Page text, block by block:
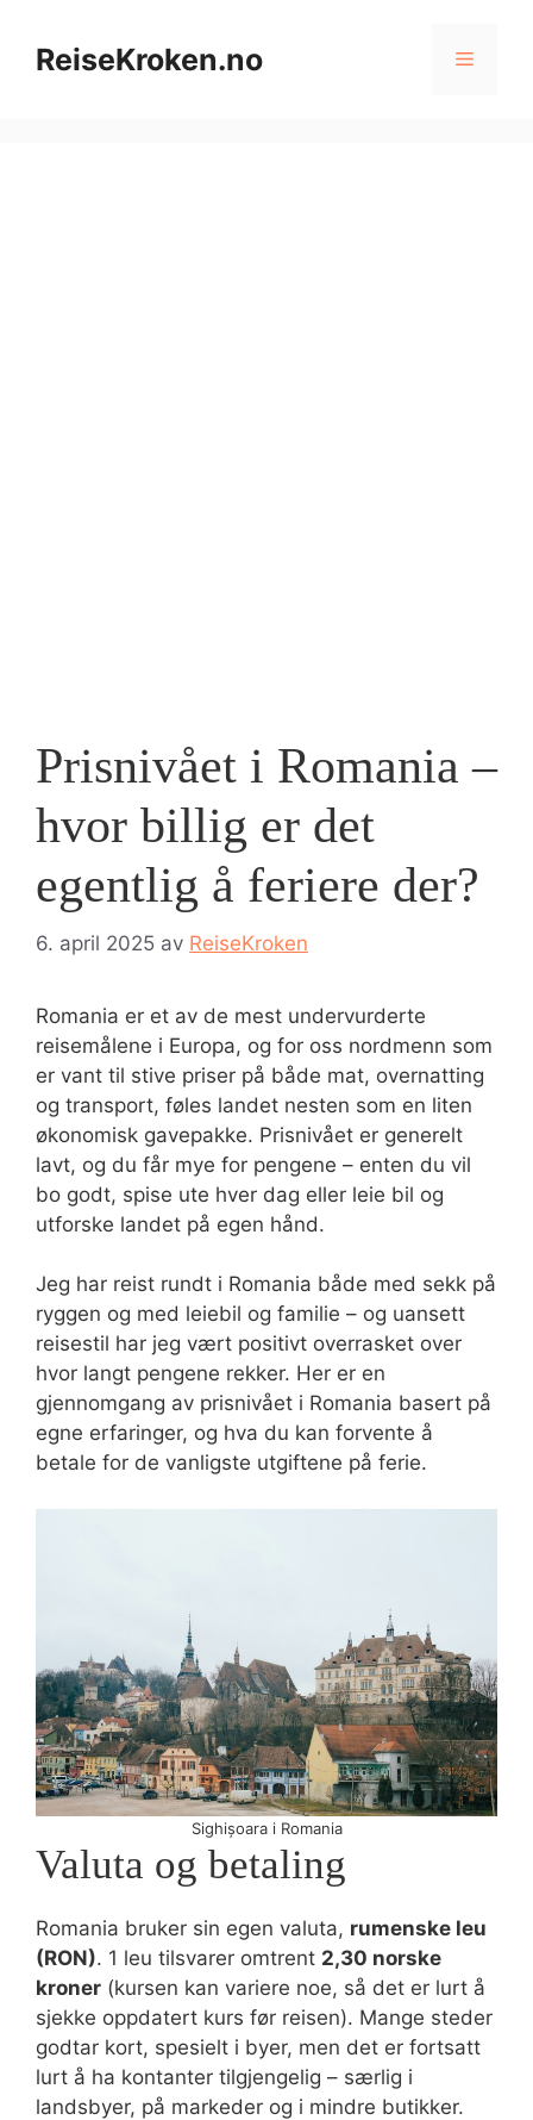
innholdReiseKroken.no Meny
Prisnivået i Romania –
hvor billig er det
egentlig å feriere der?
6. april 2025 av ReiseKroken
Romania er et av de mest undervurderte
reisemålene i Europa, og for oss nordmenn som
er vant til stive priser på både mat, overnatting
og transport, føles landet nesten som en liten
økonomisk gavepakke. Prisnivået er generelt
lavt, og du får mye for pengene – enten du vil
bo godt, spise ute hver dag eller leie bil og
utforske landet på egen hånd.
Jeg har reist rundt i Romania både med sekk på
ryggen og med leiebil og familie – og uansett
reisestil har jeg vært positivt overrasket over
hvor langt pengene rekker. Her er en
gjennomgang av prisnivået i Romania basert på
egne erfaringer, og hva du kan forvente å
betale for de vanligste utgiftene på ferie.
Sighișoara i Romania
Valuta og betaling
Romania bruker sin egen valuta, rumenske leu
(RON). 1 leu tilsvarer omtrent 2,30 norske
kroner (kursen kan variere noe, så det er lurt å
sjekke oppdatert kurs før reisen). Mange steder
godtar kort, spesielt i byer, men det er fortsatt
lurt å ha kontanter tilgjengelig – særlig i
landsbyer, på markeder og i mindre butikker.